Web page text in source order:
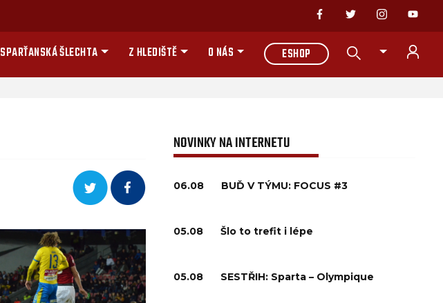
SPARŤANSKÁ ŠLECHTA Z HLEDIŠTĚ O NÁS ESHOP
NOVINKY NA INTERNETU
06.08 BUĎ V TÝMU: FOCUS #3
05.08 Šlo to trefit i lépe
05.08 SESTŘIH: Sparta – Olympique